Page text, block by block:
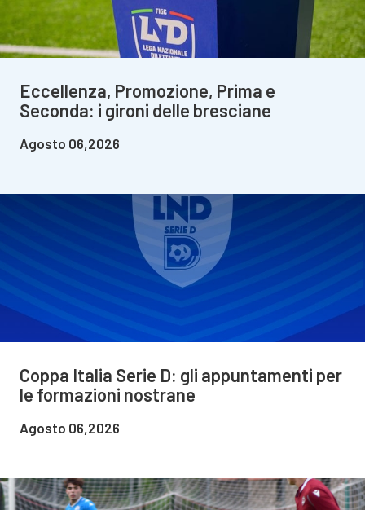
Eccellenza, Promozione, Prima e
Seconda: i gironi delle bresciane
Agosto 06,2026
Coppa Italia Serie D: gli appuntamenti per
le formazioni nostrane
Agosto 06,2026